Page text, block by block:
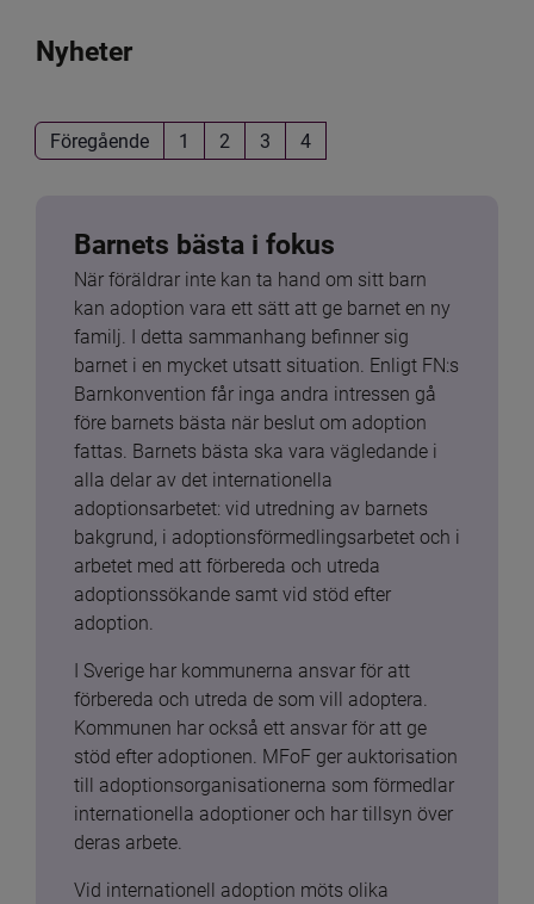
Nyheter
Föregående 1 2 3 4
Barnets bästa i fokus
När föräldrar inte kan ta hand om sitt barn
kan adoption vara ett sätt att ge barnet en ny
familj. I detta sammanhang befinner sig
barnet i en mycket utsatt situation. Enligt FN:s
Barnkonvention får inga andra intressen gå
före barnets bästa när beslut om adoption
fattas. Barnets bästa ska vara vägledande i
alla delar av det internationella
adoptionsarbetet: vid utredning av barnets
bakgrund, i adoptionsförmedlingsarbetet och i
arbetet med att förbereda och utreda
adoptionssökande samt vid stöd efter
adoption.
I Sverige har kommunerna ansvar för att
förbereda och utreda de som vill adoptera.
Kommunen har också ett ansvar för att ge
stöd efter adoptionen. MFoF ger auktorisation
till adoptionsorganisationerna som förmedlar
internationella adoptioner och har tillsyn över
deras arbete.
Vid internationell adoption möts olika